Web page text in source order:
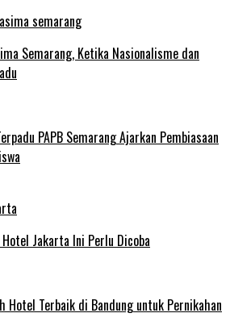
Semarang, Ketika Nasionalisme dan
PAPB Semarang Ajarkan Pembiasaan
Jakarta Ini Perlu Dicoba
Hotel Terbaik di Bandung untuk Pernikahan